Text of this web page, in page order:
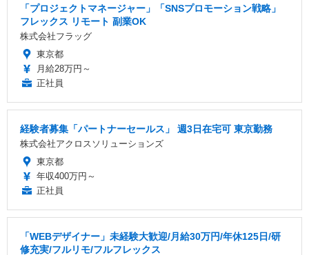
「プロジェクトマネージャー」「SNSプロモーション戦略」
フレックス リモート 副業OK
株式会社フラッグ
東京都
月給28万円～
正社員
経験者募集「パートナーセールス」 週3日在宅可 東京勤務
株式会社アクロスソリューションズ
東京都
年収400万円～
正社員
「WEBデザイナー」未経験大歓迎/月給30万円/年休125日/研
修充実/フルリモ/フルフレックス